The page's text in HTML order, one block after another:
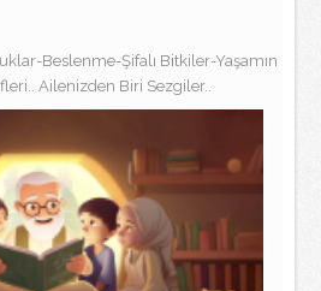
Beslenme-Şifalı Bitkiler-Yaşamın
Ailenizden Biri Sezgiler..